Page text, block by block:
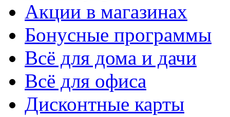
Акции в магазинах
Бонусные программы
Всё для дома и дачи
Всё для офиса
Дисконтные карты